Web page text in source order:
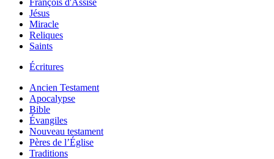
François d'Assise
Jésus
Miracle
Reliques
Saints
Écritures
Ancien Testament
Apocalypse
Bible
Évangiles
Nouveau testament
Pères de l’Église
Traditions